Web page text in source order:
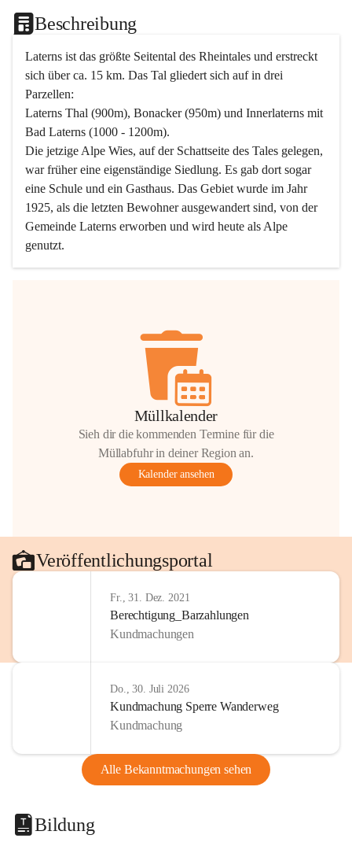
Beschreibung
Laterns ist das größte Seitental des Rheintales und erstreckt
sich über ca. 15 km. Das Tal gliedert sich auf in drei
Parzellen:
Laterns Thal (900m), Bonacker (950m) und Innerlaterns mit
Bad Laterns (1000 - 1200m).
Die jetzige Alpe Wies, auf der Schattseite des Tales gelegen,
war früher eine eigenständige Siedlung. Es gab dort sogar
eine Schule und ein Gasthaus. Das Gebiet wurde im Jahr
1925, als die letzten Bewohner ausgewandert sind, von der
Gemeinde Laterns erworben und wird heute als Alpe
genutzt.
Müllkalender
Sieh dir die kommenden Termine für die
Müllabfuhr in deiner Region an.
Kalender ansehen
Veröffentlichungsportal
Fr., 31. Dez. 2021
Berechtigung_Barzahlungen
Kundmachungen
Do., 30. Juli 2026
Kundmachung Sperre Wanderweg
Kundmachung
Alle Bekanntmachungen sehen
Bildung